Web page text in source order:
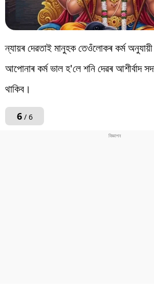
ন্যায়ৰ দেৱতাই মানুহক তেওঁলোকৰ কৰ্ম
আপোনাৰ কৰ্ম ভাল হ'লে শনি দেৱৰ আশীৰ্বাদ
থাকিব।
6/ 6